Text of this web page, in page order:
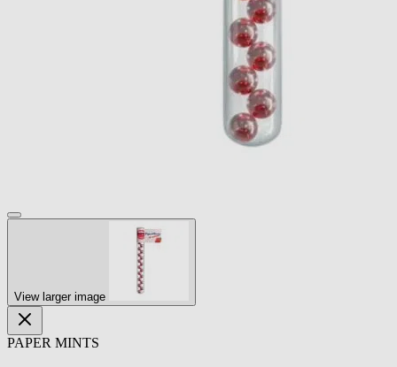
View larger image
PAPER MINTS